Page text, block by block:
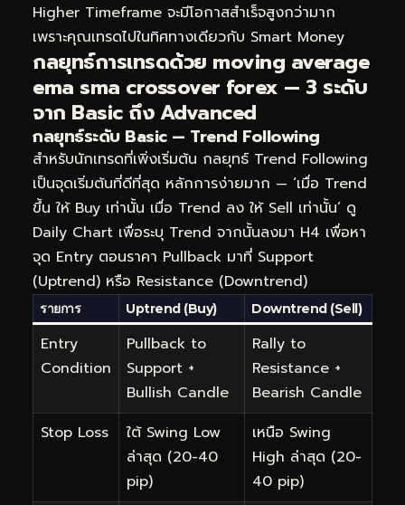
Higher Timeframe จะมีโอกาสสำเร็จสูงกว่ามาก
เพราะคุณเทรดไปในทิศทางเดียวกับ Smart Money
กลยุทธ์การเทรดด้วย moving average
ema sma crossover forex — 3 ระดับ
จาก Basic ถึง Advanced
กลยุทธ์ระดับ Basic — Trend Following
สำหรับนักเทรดที่เพิ่งเริ่มต้น กลยุทธ์ Trend Following
เป็นจุดเริ่มต้นที่ดีที่สุด หลักการง่ายมาก — ‘เมื่อ Trend
ขึ้น ให้ Buy เท่านั้น เมื่อ Trend ลง ให้ Sell เท่านั้น’ ดู
Daily Chart เพื่อระบุ Trend จากนั้นลงมา H4 เพื่อหา
จุด Entry ตอนราคา Pullback มาที่ Support
(Uptrend) หรือ Resistance (Downtrend)
รายการ Uptrend (Buy) Downtrend (Sell)
Entry
Condition
Pullback to
Support +
Bullish Candle
Rally to
Resistance +
Bearish Candle
Stop Loss
ใต้ Swing Low
ล่าสุด (20-40
pip)
เหนือ Swing
High ล่าสุด (20-
40 pip)